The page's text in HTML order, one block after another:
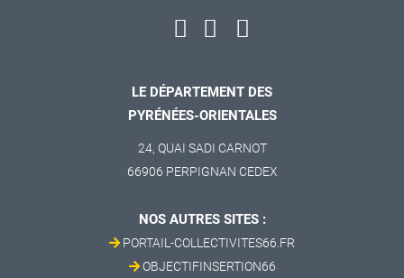
LE DÉPARTEMENT DES
PYRÉNÉES-ORIENTALES
24, QUAI SADI CARNOT
66906 PERPIGNAN CEDEX
NOS AUTRES SITES :
PORTAIL-COLLECTIVITES66.FR
OBJECTIFINSERTION66